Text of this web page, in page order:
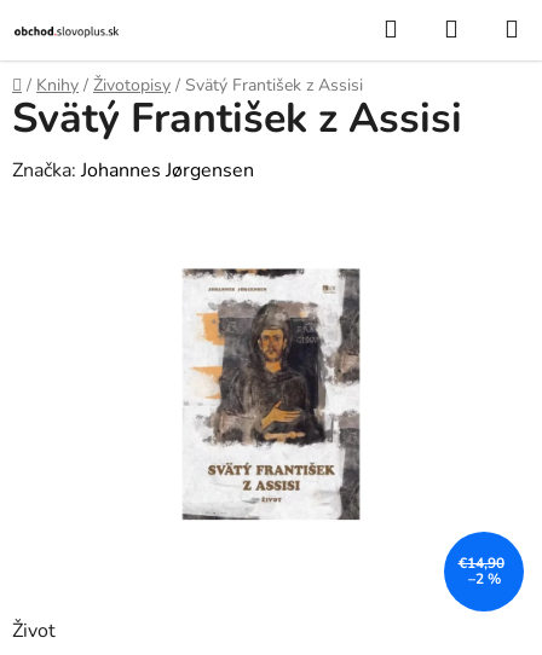
na
obsah
Hľadať
KOŠÍK
Domov
/ Knihy / Životopisy / Svätý František z Assisi
Život
Svätý František z Assisi
Značka:Johannes Jørgensen
€14,90
–2 %